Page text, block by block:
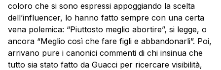
coloro che si sono espressi appoggiando la scelta
dell’influencer, lo hanno fatto sempre con una certa
vena polemica: “Piuttosto meglio abortire”, si legge, o
ancora “Meglio così che fare figli e abbandonarli”. Poi,
arrivano pure i canonici commenti di chi insinua che
tutto sia stato fatto da Guacci per ricercare visibilità,